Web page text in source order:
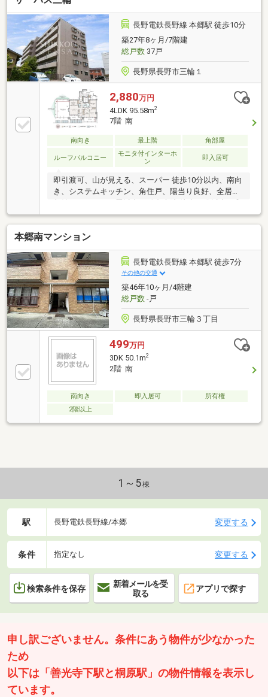
長野電鉄長野線 本郷駅 徒歩10分
築27年8ヶ月/7階建
総戸数37戸
長野県長野市三輪１
2,880万円
4LDK 95.58m2
7階 南
南向き 最上階 角部屋
ルーフバルコニー
モニタ付インターホ
ン
即入居可
即引渡可、山が見える、スーパー 徒歩10分以内、南向
き、システムキッチン、角住戸、陽当り良好、全居室
室、最上階・上階なし、シャワー付洗面化粧台、対面
式キッチン、セキュリティ充実、３面採光、２面以上
バルコニー、南面バルコニー、オートバス、高速ネッ
ト対応、温水洗浄便座、ＴＶモニタ付インターホン、
通風良好、眺望良好、BS・CS・CATV、ルーフバルコ
ニー、エレベーター
本郷南マンション
長野電鉄長野線 本郷駅 徒歩7分
その他の交通
築46年10ヶ月/4階建
総戸数-戸
長野県長野市三輪３丁目
499万円
3DK 50.1m2
2階 南
南向き 即入居可
所有権
2階以上
1～5棟
駅 長野電鉄長野線/本郷 変更する
条件 指定なし 変更する
検索条件を保存
新着メールを受
取る
アプリで探す
申し訳ございません。条件にあう物件が少なかった
ため
以下は「善光寺下駅と桐原駅」の物件情報を表示し
ています。